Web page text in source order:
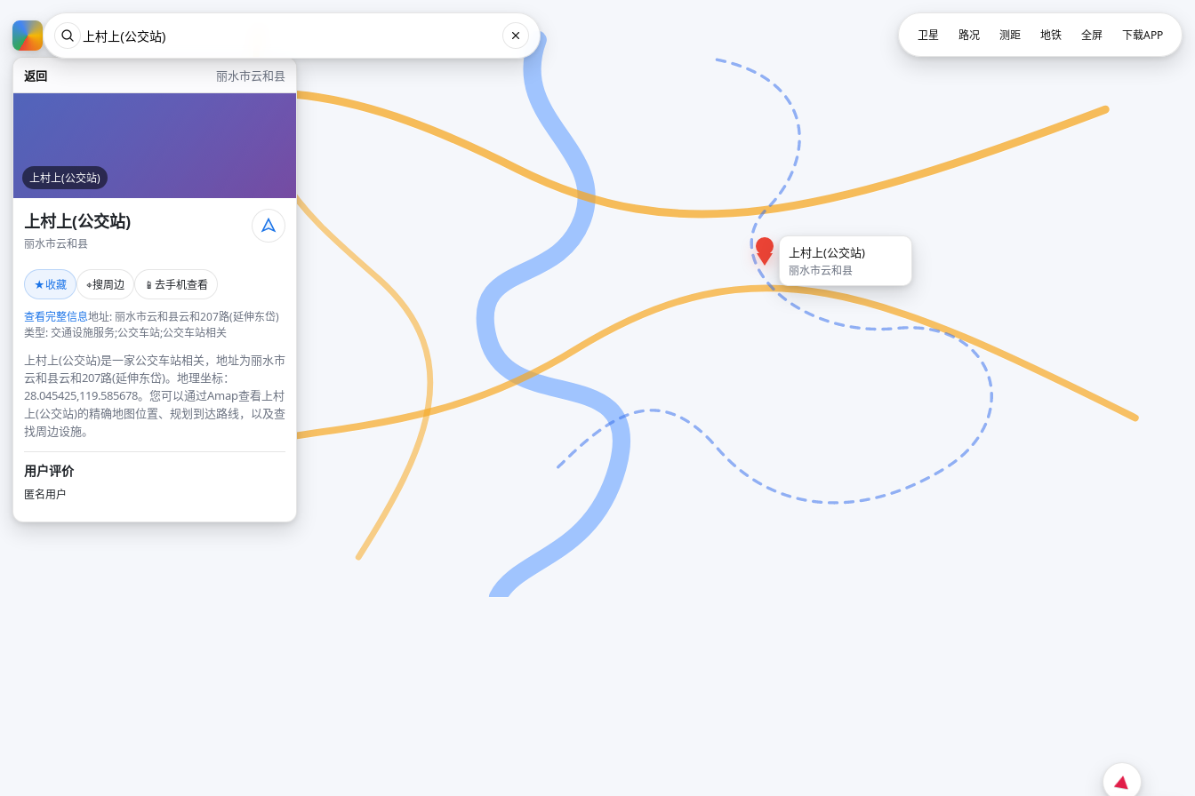
返回 丽水市云和县
上村上(公交站)
上村上(公交站)
丽水市云和县
★收藏 ⌖搜周边 📱 去手机查看
查看完整信息地址: 丽水市云和县云和207路(延伸东岱)
类型: 交通设施服务;公交车站;公交车站相关
上村上(公交站)是一家公交车站相关，地址为丽水市
云和县云和207路(延伸东岱)。地理坐标：
28.045425,119.585678。您可以通过Amap查看上村
上(公交站)的精确地图位置、规划到达路线，以及查
找周边设施。
用户评价
匿名用户
上村上(公交站)
丽水市云和县
卫星 路况 测距 地铁 全屏 下载APP